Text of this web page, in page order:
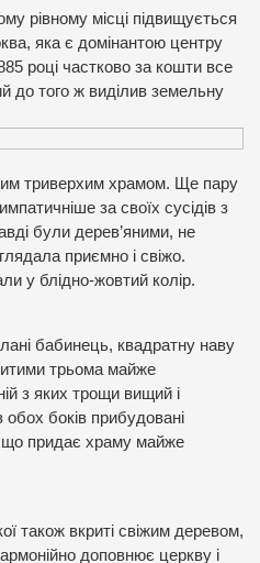
рівному місці підвищується
яка є домінантою центру
році частково за кошти все
до того ж виділив земельну
триверхим храмом. Ще пару
за своїх сусідів з
були дерев’яними, не
приємно і свіжо.
у блідно-жовтий колір.
бабинець, квадратну наву
трьома майже
з яких трощи вищий і
обох боків прибудовані
що придає храму майже
також вкриті свіжим деревом,
доповнює церкву і